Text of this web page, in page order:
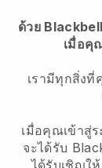
ด้วย
เมื่อคุ
เรามีทุกสิ่ง
เมื่อคุณเข้าสู่
จะได้รับ